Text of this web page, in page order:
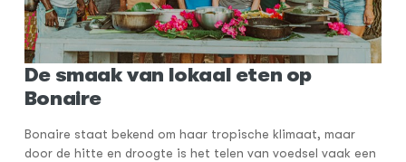
De smaak van lokaal eten op
Bonaire
Bonaire staat bekend om haar tropische klimaat, maar
door de hitte en droogte is het telen van voedsel vaak een